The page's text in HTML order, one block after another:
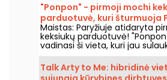
"Ponpon" - pirmoji mochi
parduotuvė, kuri šturmuoja
Maistas: Paryžiuje atidaryta
keksiukų parduotuvė!
vadinasi ši vieta, kuri jau
sėkmės ir traukia visą Paryžių.
išbandėme ir mums labai
Talk Arty to Me: hibridinė